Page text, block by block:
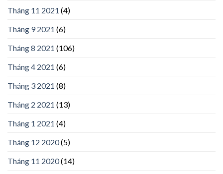
Tháng 11 2021 (4)
Tháng 9 2021 (6)
Tháng 8 2021 (106)
Tháng 4 2021 (6)
Tháng 3 2021 (8)
Tháng 2 2021 (13)
Tháng 1 2021 (4)
Tháng 12 2020(5)
Tháng 11 2020(14)